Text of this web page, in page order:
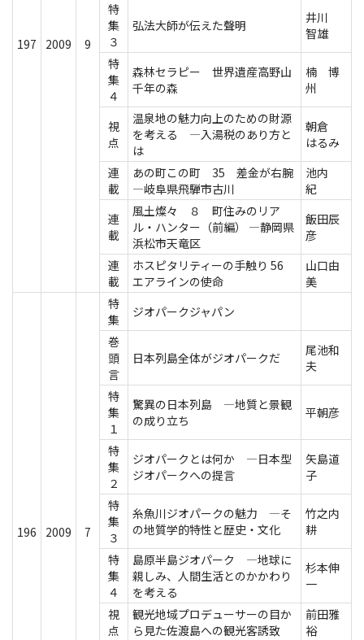
197 2009 9
特
集
３
弘法大師が伝えた聲明
井川
智雄
特
集
４
森林セラピー 世界遺産高野山
千年の森
楠 博
州
視
点
温泉地の魅力向上のための財源
を考える ―入湯税のあり方と
は
朝倉
はるみ
連
載
あの町この町 35 差金が右腕
―岐阜県飛騨市古川
池内
紀
連
載
風土燦々 ８ 町住みのリア
ル・ハンター（前編） ―静岡県
浜松市天竜区
飯田辰
彦
連
載
ホスピタリティーの手触り 56
エアラインの使命
山口由
美
196 2009 7
特
集
ジオパークジャパン
巻
頭
言
日本列島全体がジオパークだ
尾池和
夫
特
集
１
驚異の日本列島 ―地質と景観
の成り立ち
平朝彦
特
集
２
ジオパークとは何か ―日本型
ジオパークへの提言
矢島道
子
特
集
３
糸魚川ジオパークの魅力 ―そ
の地質学的特性と歴史・文化
竹之内
耕
特
集
４
島原半島ジオパーク ―地球に
親しみ、人間生活とのかかわり
を考える
杉本伸
一
視
点
観光地域プロデューサーの目か
ら見た佐渡島への観光客誘致
前田雅
裕